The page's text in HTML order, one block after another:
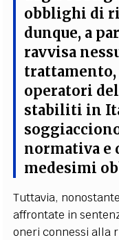
obblighi di
dunque, a
ravvisa
trattamento
operatori
stabiliti in
normativa e
medesimi
Tuttavia,
affrontate in
oneri connessi alla